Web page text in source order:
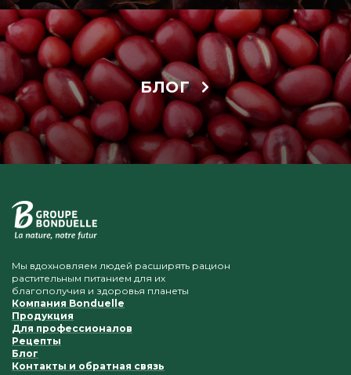
БЛОГ
Мы вдохновляем людей расширять рацион
растительным питанием для их
благополучия и здоровья планеты
Компания Bonduelle
Продукция
Для профессионалов
Рецепты
Блог
Контакты и обратная связь